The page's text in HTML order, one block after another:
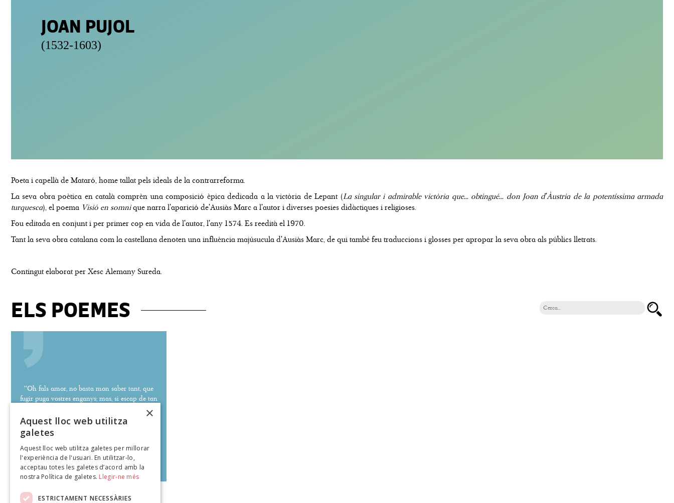
JOAN PUJOL
(1532-1603)
Poeta i capellà de Mataró, home tallat pels ideals de la contrarreforma.
La seva obra poètica en català comprèn una composició èpica dedicada a la victòria de Lepant (La singular i admirable victòria que... obtingué... don Joan d'Àustria de la potentíssima armada
turquesca), el poema Visió en somnique narra l'aparició de'Ausiàs Marc a l'autor i diverses poesies didàctiques i religioses.
Fou editada en conjunt i per primer cop en vida de l'autor, l'any 1574. Es reedità el 1970.
Tant la seva obra catalana com la castellana denoten una influència majúsucula d'Ausiàs Marc, de qui també feu traduccions i glosses per apropar la seva obra als públics lletrats.
Contingut elaborat per Xesc Alemany Sureda.
ELS POEMES
''Oh fals amor, no basta mon saber tant, que
fugir puga vostres enganys; mas, si escap de tan
falsos paranys, no crec que mai me tingau
presoner.''
Joan Pujol
poeteca.cat
×
Aquest lloc web utilitza
galetes
Aquest lloc web utilitza galetes per millorar
l'experiència de l'usuari. En utilitzar-lo,
acceptau totes les galetes d’acord amb la
nostra Política de galetes. Llegir-ne més
ESTRICTAMENT NECESSÀRIES